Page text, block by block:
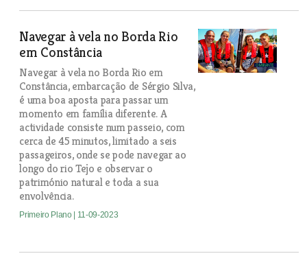
Navegar à vela no Borda Rio
em Constância
Navegar à vela no Borda Rio em
Constância, embarcação de Sérgio Silva,
é uma boa aposta para passar um
momento em família diferente. A
actividade consiste num passeio, com
cerca de 45 minutos, limitado a seis
passageiros, onde se pode navegar ao
longo do rio Tejo e observar o
património natural e toda a sua
envolvência.
Primeiro Plano | 11-09-2023